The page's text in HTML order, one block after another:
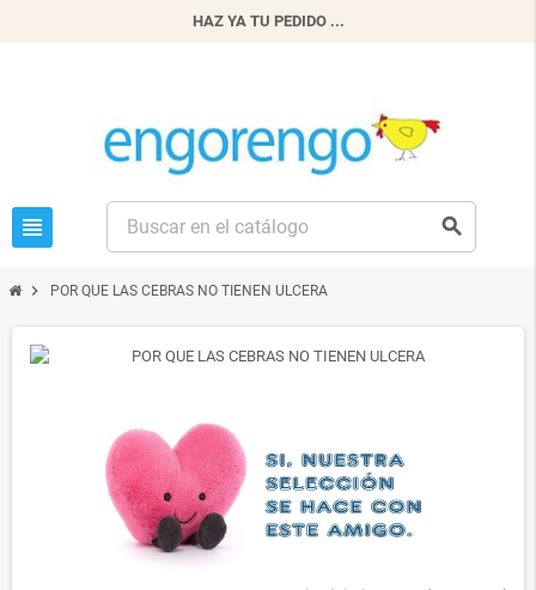
HAZ YA TU PEDIDO ...
view_headline search
chevron_right POR QUE LAS CEBRAS NO TIENEN ULCERA